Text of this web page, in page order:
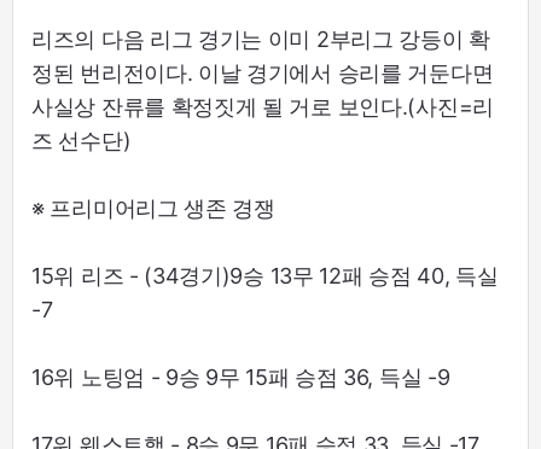
리즈의 다음 리그 경기는 이미 2부리그 강등이 확
정된 번리전이다. 이날 경기에서 승리를 거둔다면
사실상 잔류를 확정짓게 될 거로 보인다.(사진=리
즈 선수단)
※ 프리미어리그 생존 경쟁
15위 리즈 - (34경기)9승 13무 12패 승점 40, 득실
-7
16위 노팅엄 - 9승 9무 15패 승점 36, 득실 -9